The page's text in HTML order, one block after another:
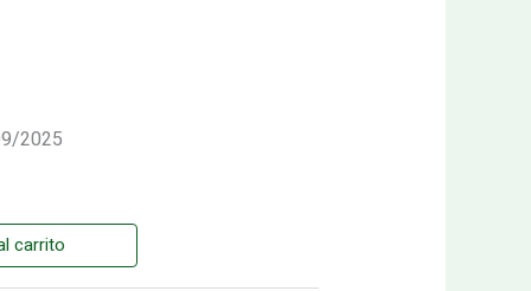
2025
carrito